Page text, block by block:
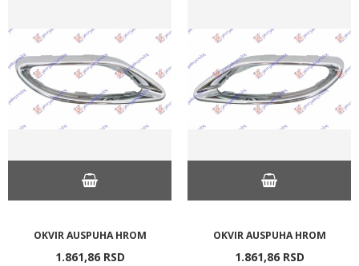
OKVIR AUSPUHA HROM
1.861,86 RSD
OKVIR AUSPUHA HROM
1.861,86 RSD